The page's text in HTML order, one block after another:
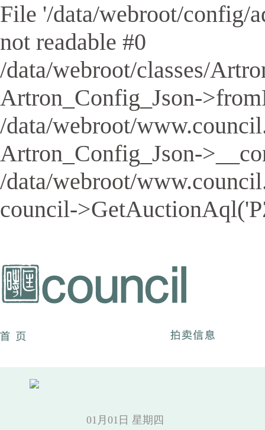
File '/data/webroot/config/
not readable #0
/data/webroot/classes/
Artron_Config_Json-
/data/webroot/
Artron_Config_Json-
/data/webroot/
council-
01月01日 星期四